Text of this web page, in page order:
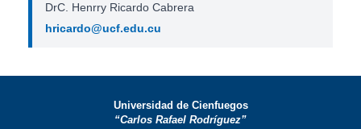
DrC. Henrry Ricardo Cabrera
hricardo@ucf.edu.cu
Universidad de Cienfuegos
“Carlos Rafael Rodríguez”